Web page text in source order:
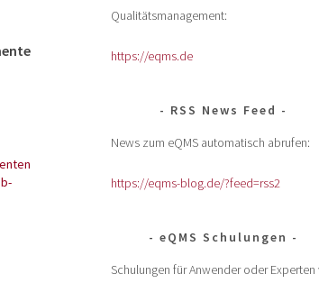
Qualitätsmanagement:
https://eqms.de
RSS News Feed
News zum eQMS automatisch abrufen:
https://eqms-blog.de/?feed=rss2
eQMS Schulungen
Schulungen für Anwender oder Experten